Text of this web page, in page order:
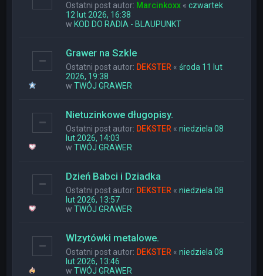
Ostatni post autor: Marcinkoxx «czwartek
12 lut 2026, 16:38
w KOD DO RADIA - BLAUPUNKT
Grawer na Szkle
Ostatni post autor: DEKSTER «środa 11 lut
2026, 19:38
wTWÓJ GRAWER
Nietuzinkowe długopisy.
Ostatni post autor: DEKSTER «niedziela 08
lut 2026, 14:03
wTWÓJ GRAWER
Dzień Babci i Dziadka
Ostatni post autor: DEKSTER «niedziela 08
lut 2026, 13:57
wTWÓJ GRAWER
WIzytówki metalowe.
Ostatni post autor: DEKSTER «niedziela 08
lut 2026, 13:46
wTWÓJ GRAWER